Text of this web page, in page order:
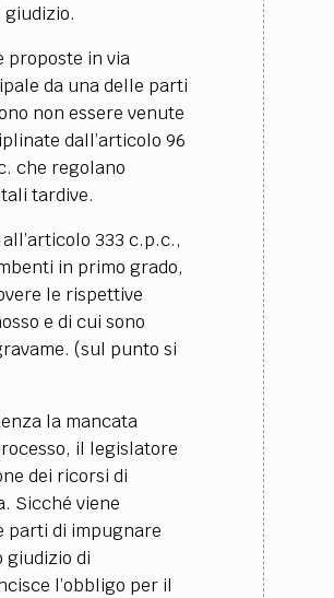
giudizio.
proposte in via
da una delle parti
non essere venute
dall’articolo 96
che regolano
tardive.
333 c.p.c.,
in primo grado,
le rispettive
e di cui sono
(sul punto si
la mancata
il legislatore
dei ricorsi di
Sicché viene
parti di impugnare
giudizio di
l’obbligo per il